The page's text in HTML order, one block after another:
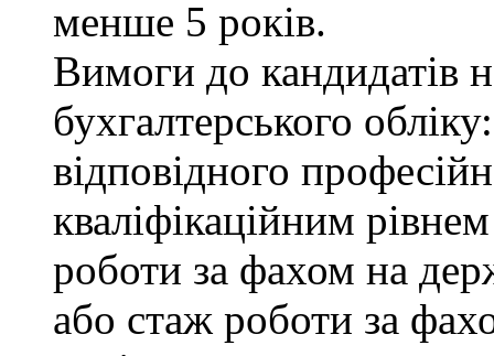
менше 5 років.
Вимоги до кандидатів
бухгалтерського
відповідного
кваліфікаційним
роботи за фахом на
або стаж роботи за